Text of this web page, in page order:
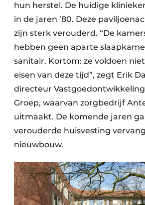
hun herstel. De huidige
in de jaren ’80. Deze
zijn sterk verouderd. “De
hebben geen aparte
sanitair. Kortom: ze voldoen
eisen van deze tijd”, zegt Erik
directeur Vastgoedontwikkeling
Groep, waarvan zorgbedrijf
uitmaakt. De komende jaren
verouderde huisvesting
nieuwbouw.